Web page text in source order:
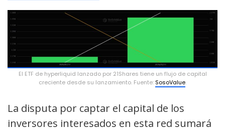
El ETF de hyperliquid lanzado por 21Shares tiene un flujo de capital
creciente desde su lanzamiento. Fuente: SosoValue.
La disputa por captar el capital de los
inversores interesados en esta red sumará